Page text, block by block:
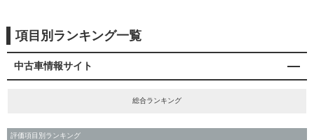
項目別ランキング一覧
中古車情報サイト
総合ランキング
評価項目別ランキング